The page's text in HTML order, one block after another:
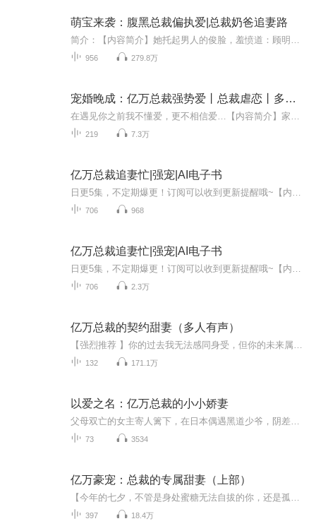
萌宝来袭：腹黑总裁偏执爱|总裁奶爸追妻路
956 279.8万
宠婚晚成：亿万总裁强势爱丨总裁虐恋丨多人有声
219 7.3万
亿万总裁追妻忙|强宠|AI电子书
706 968
亿万总裁追妻忙|强宠|AI电子书
706 2.3万
亿万总裁的契约甜妻（多人有声）
132 171.1万
以爱之名：亿万总裁的小小娇妻
73 3534
亿万豪宠：总裁的专属甜妻（上部）
397 18.4万